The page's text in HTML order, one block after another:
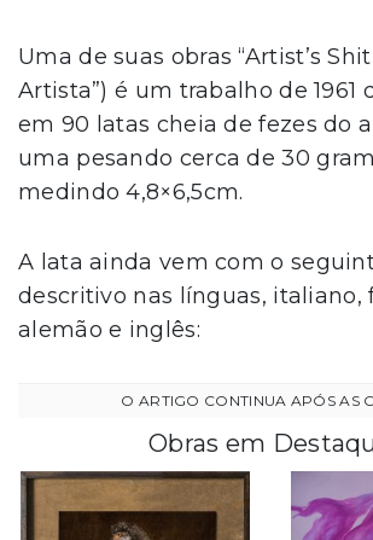
Uma de suas obras “Artist’s
Artista”) é um trabalho de 1961
em 90 latas cheia de fezes do
uma pesando cerca de 30
medindo 4,8×6,5cm.
A lata ainda vem com o
descritivo nas línguas, italiano,
alemão e inglês:
Obras em